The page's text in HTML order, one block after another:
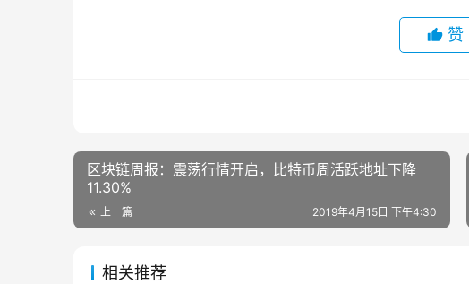
赞
区块链周报：震荡行情开启，比特币周活跃地址下降
11.30%
上一篇 2019年4月15日 下午4:30
相关推荐